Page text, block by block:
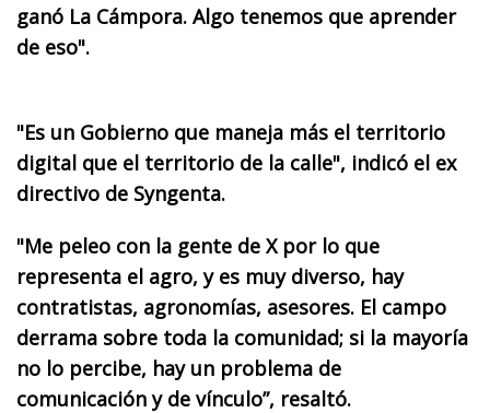
ganó La Cámpora. Algo tenemos que aprender
de eso".
"Es un Gobierno que maneja más el territorio
digital que el territorio de la calle", indicó el ex
directivo de Syngenta.
"Me peleo con la gente de X por lo que
representa el agro, y es muy diverso, hay
contratistas, agronomías, asesores. El campo
derrama sobre toda la comunidad; si la mayoría
no lo percibe, hay un problema de
comunicación y de vínculo”, resaltó.